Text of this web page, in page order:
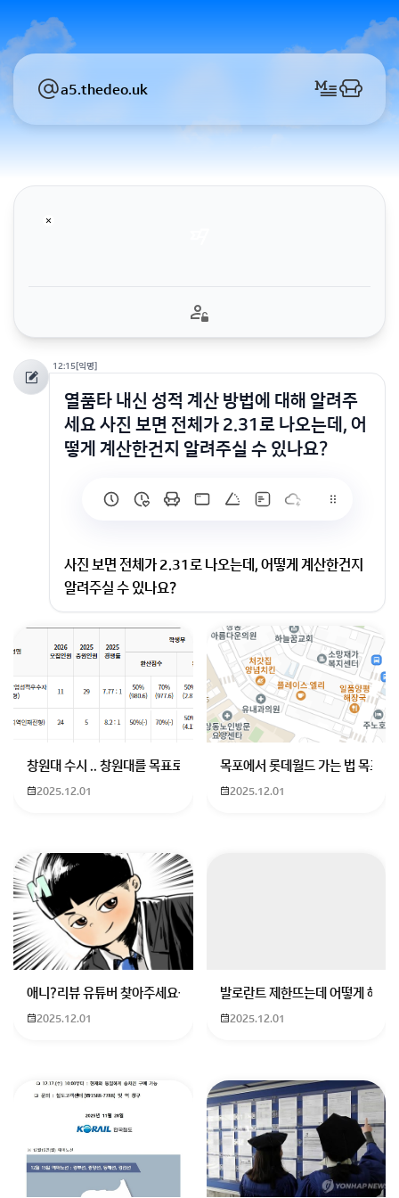
a5.thedeo.uk
12:15[익명]
열품타 내신 성적 계산 방법에 대해 알려주
세요 사진 보면 전체가 2.31로 나오는데, 어
떻게 계산한건지 알려주실 수 있나요?
사진 보면 전체가 2.31로 나오는데, 어떻게 계산한건지
알려주실 수 있나요?
전과목 단위수x등급의 합을 과목 수로 나누면 됩니다
회원가입 혹은 광고 [X]를 누르면 내용이 보입니다
창원대 수시 .. 창원대를 목표로 하고 있는 09년생입니다 지금 제 내신이
2025.12.01
목포에서 롯데월드 가는 법 목포
2025.12.01
애니?리뷰 유튜버 찾아주세요ㅠㅠ 무슨 검정머리 남자 캐릭터에 더빙하
2025.12.01
발로란트 제한뜨는데 어떻게 해야
2025.12.01